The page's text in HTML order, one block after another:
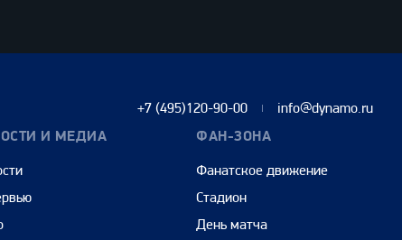
+7 (495)120-90-00 info@dynamo.ru
И МЕДИА ФАН-ЗОНА
Фанатское движение
Стадион
День матча